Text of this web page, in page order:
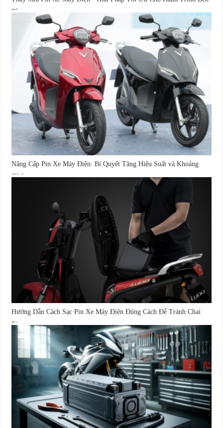
Bỉ
Nâng Cấp Pin Xe Máy Điện: Bí Quyết Tăng Hiệu Suất và Khoảng
Cách...
Hướng Dẫn Cách Sạc Pin Xe Máy Điện Đúng Cách Để Tránh Chai
Pin